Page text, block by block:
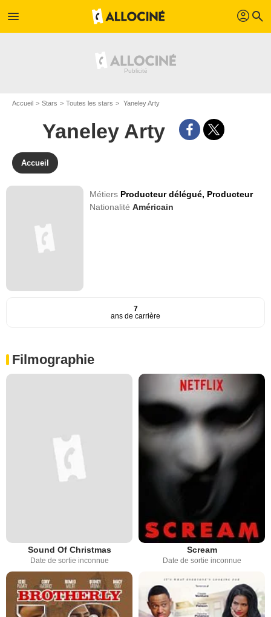
menu profil search
Accueil Stars Toutes les stars Yaneley Arty
Yaneley Arty
Accueil
Métiers Producteur délégué, Producteur
NationalitéAméricain
7
ans de carrière
Filmographie
Sound Of Christmas
Date de sortie inconnue
Scream
Date de sortie inconnue